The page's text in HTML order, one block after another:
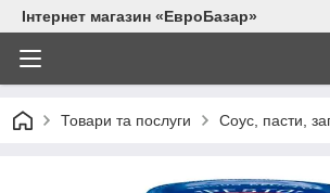
Інтернет магазин «ЕвроБазар»
Товари та послуги Соус, пасти,